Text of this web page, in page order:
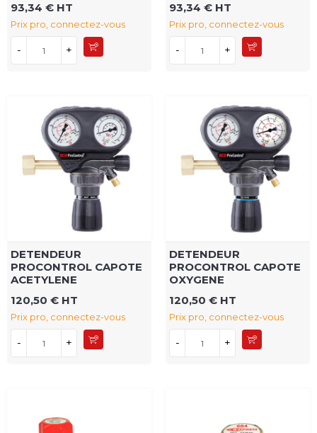
93,34 € HT
Prix pro, connectez-vous
- +
93,34 € HT
Prix pro, connectez-vous
- +
DETENDEUR
PROCONTROL CAPOTE
ACETYLENE
120,50 € HT
Prix pro, connectez-vous
- +
DETENDEUR
PROCONTROL CAPOTE
OXYGENE
120,50 € HT
Prix pro, connectez-vous
- +